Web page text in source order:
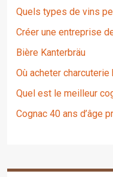
Quels types de vins
Créer une entreprise
Bière Kanterbräu
Où acheter
Quel est le meilleur
Cognac 40 ans d’âge